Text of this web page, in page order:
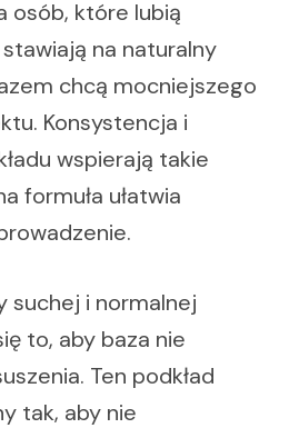
osób, które lubią
na naturalny
chcą mocniejszego
Konsystencja i
wspierają takie
formuła ułatwia
suchej i normalnej
to, aby baza nie
Ten podkład
tak, aby nie